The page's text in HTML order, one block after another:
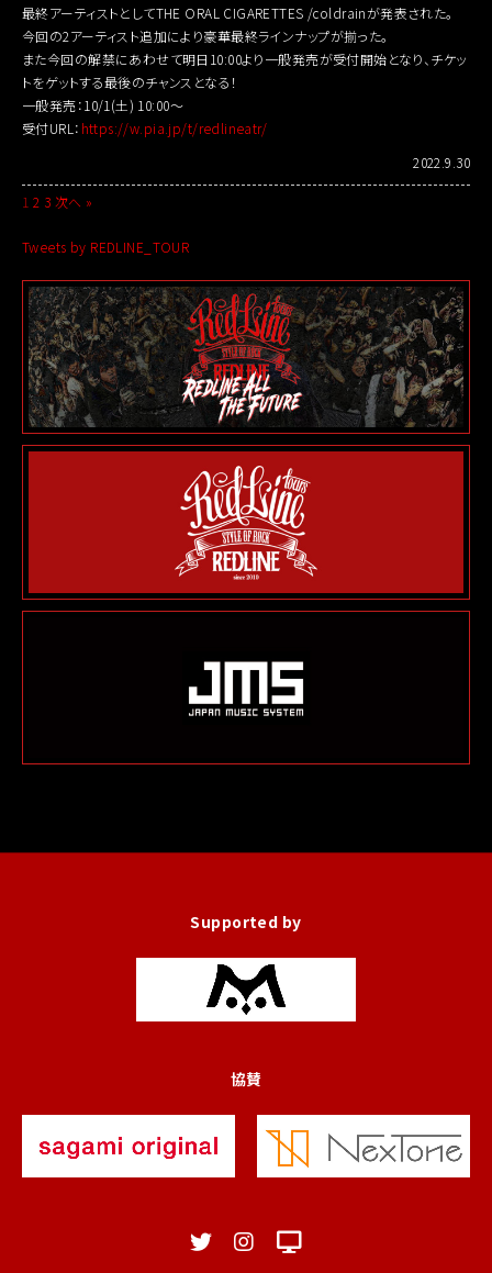
最終アーティストとしてTHE ORAL CIGARETTES /coldrainが発表された。
今回の2アーティスト追加により豪華最終ラインナップが揃った。
また今回の解禁にあわせて明日10:00より一般発売が受付開始となり、チケッ
トをゲットする最後のチャンスとなる！
一般発売：10/1(土) 10:00〜
受付URL： https://w.pia.jp/t/redlineatr/
2022.9.30
1 2 3 次へ »
Tweets by REDLINE_TOUR
Supported by
協賛